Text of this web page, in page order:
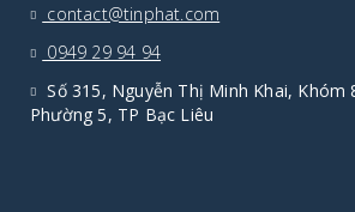
contact@tinphat.com
0949 29 94 94
Số 315, Nguyễn Thị Minh Khai, Khóm
Phường 5, TP Bạc Liêu